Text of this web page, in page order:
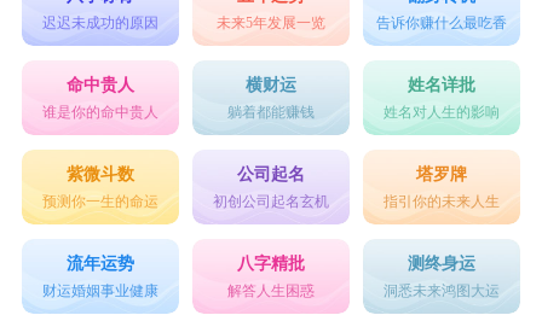
迟迟未成功的原因 未来5年发展一览 告诉你赚什么最吃香
命中贵人
谁是你的命中贵人
横财运
躺着都能赚钱
姓名详批
姓名对人生的影响
紫微斗数
预测你一生的命运
公司起名
初创公司起名玄机
塔罗牌
指引你的未来人生
流年运势
财运婚姻事业健康
八字精批
解答人生困惑
测终身运
洞悉未来鸿图大运